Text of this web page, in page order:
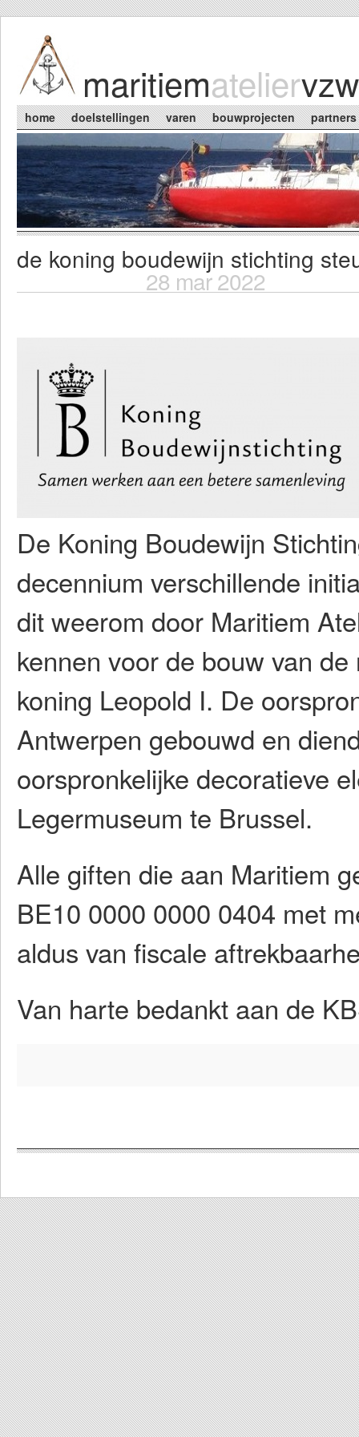
maritiemateliervzw
Main menu
home doelstellingen varen bouwprojecten partners
You are here
de koning boudewijn stichting
28 mar 2022
De Koning Boudewijn
decennium verschillende
dit weerom door Maritiem
kennen voor de bouw van
koning Leopold I. De
Antwerpen gebouwd en
oorspronkelijke decoratieve
Legermuseum te Brussel.
Alle giften die aan Maritiem
BE10 0000 0000 0404 met
aldus van fiscale
Van harte bedankt aan de